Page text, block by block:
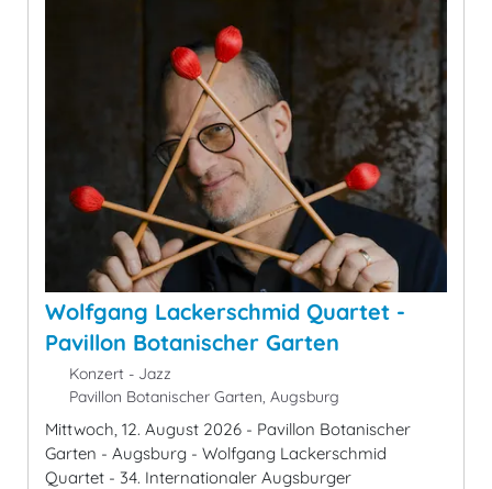
Wolfgang Lackerschmid Quartet -
Pavillon Botanischer Garten
Konzert - Jazz
Pavillon Botanischer Garten, Augsburg
Mittwoch, 12. August 2026 - Pavillon Botanischer
Garten - Augsburg - Wolfgang Lackerschmid
Quartet - 34. Internationaler Augsburger